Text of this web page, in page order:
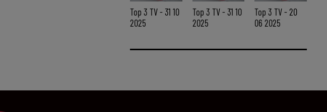
Top 3 TV - 31 10
2025
Top 3 TV - 31 10
2025
Top 3 TV - 20
06 2025